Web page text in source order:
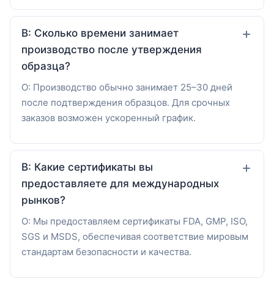
В: Сколько времени занимает
производство после утверждения
образца?
О: Производство обычно занимает 25–30 дней
после подтверждения образцов. Для срочных
заказов возможен ускоренный график.
В: Какие сертификаты вы
предоставляете для международных
рынков?
О: Мы предоставляем сертификаты FDA, GMP, ISO,
SGS и MSDS, обеспечивая соответствие мировым
стандартам безопасности и качества.